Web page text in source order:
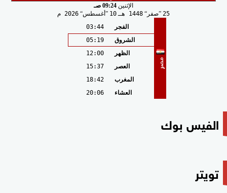
الإثنين 09:24 صـ
25
صفر 1448 هـ 10 أغسطس 2026 م
مصر
الفجر
03:44
الشروق
05:19
الظهر
12:00
العصر
15:37
المغرب
18:42
العشاء
20:06
الفيس بوك
تويتر